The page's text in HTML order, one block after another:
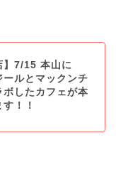
】7/15 本山に
ールとマックンチ
ボしたカフェが本
！！